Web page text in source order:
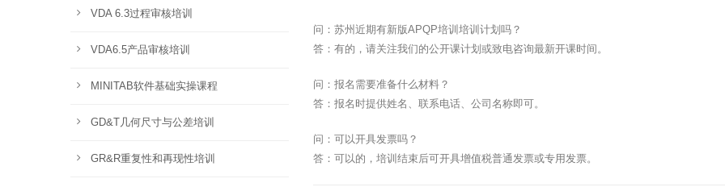
问：苏州近期有新版APQP培训培训计划吗？
答：有的，请关注我们的公开课计划或致电咨询最新开课时间。
问：报名需要准备什么材料？
答：报名时提供姓名、联系电话、公司名称即可。
问：可以开具发票吗？
答：可以的，培训结束后可开具增值税普通发票或专用发票。
VDA 6.3过程审核培训
VDA6.5产品审核培训
MINITAB软件基础实操课程
GD&T几何尺寸与公差培训
GR&R重复性和再现性培训